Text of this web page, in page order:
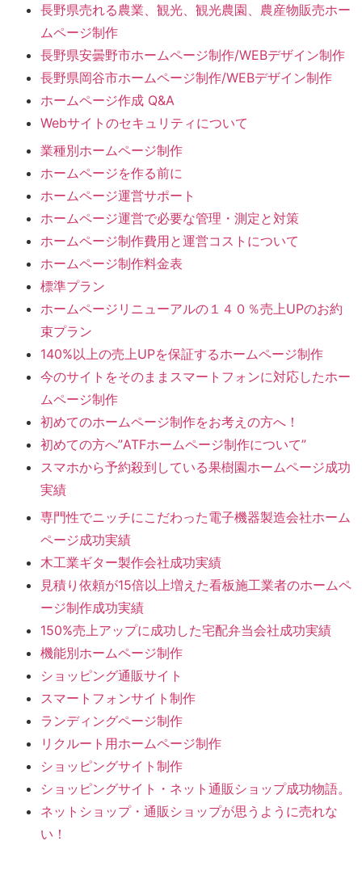
長野県売れる農業、観光、観光農園、農産物販売ホー
ムページ制作
長野県安曇野市ホームページ制作/WEBデザイン制作
長野県岡谷市ホームページ制作/WEBデザイン制作
ホームページ作成 Q&A
Webサイトのセキュリティについて
業種別ホームページ制作
ホームページを作る前に
ホームページ運営サポート
ホームページ運営で必要な管理・測定と対策
ホームページ制作費用と運営コストについて
ホームページ制作料金表
標準プラン
ホームページリニューアルの１４０％売上UPのお約
束プラン
140%以上の売上UPを保証するホームページ制作
今のサイトをそのままスマートフォンに対応したホー
ムページ制作
初めてのホームページ制作をお考えの方へ！
初めての方へ”ATFホームページ制作について”
スマホから予約殺到している果樹園ホームページ成功
実績
専門性でニッチにこだわった電子機器製造会社ホーム
ページ成功実績
木工業ギター製作会社成功実績
見積り依頼が15倍以上増えた看板施工業者のホームペ
ージ制作成功実績
150%売上アップに成功した宅配弁当会社成功実績
機能別ホームページ制作
ショッピング通販サイト
スマートフォンサイト制作
ランディングページ制作
リクルート用ホームページ制作
ショッピングサイト制作
ショッピングサイト・ネット通販ショップ成功物語。
ネットショップ・通販ショップが思うように売れな
い！